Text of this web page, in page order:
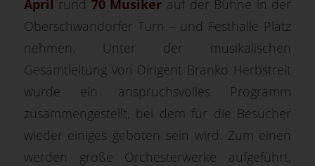
April rund 70 Musiker auf der Bühne in der
Oberschwandorfer Turn – und Festhalle Platz
nehmen. Unter der musikalischen
Gesamtleitung von Dirigent Branko Herbstreit
wurde ein anspruchsvolles Programm
zusammengestellt, bei dem für die Besucher
wieder einiges geboten sein wird. Zum einen
werden große Orchesterwerke aufgeführt,